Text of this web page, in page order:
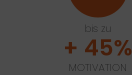
bis zu
+ 45%
MOTIVATION